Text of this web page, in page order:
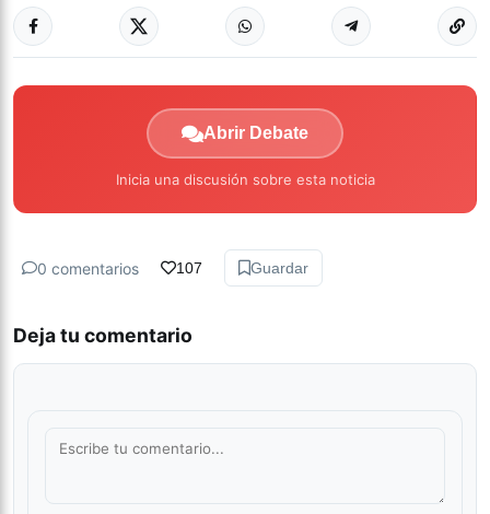
Abrir Debate
Inicia una discusión sobre esta noticia
0 comentarios 107 Guardar
Deja tu comentario